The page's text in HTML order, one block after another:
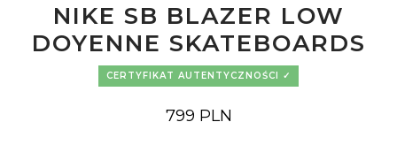
NIKE SB BLAZER LOW
DOYENNE SKATEBOARDS
CERTYFIKAT AUTENTYCZNOŚCI
799 PLN